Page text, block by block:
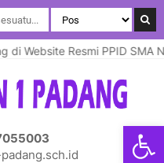
Website Resmi PPID